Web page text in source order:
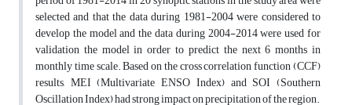
selected and that the data during 1981-2004 were considered to
develop the model and the data during 2004-2014 were used for
validation the model in order to predict the next 6 months in
monthly time scale. Based on the cross correlation function (CCF)
results, MEI (Multivariate ENSO Index) and SOI (Southern
Oscillation Index) had strong impact on precipitation of the region.